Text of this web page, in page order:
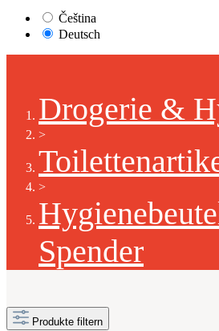
Čeština
Deutsch
Drogerie &
>
>
Spender
Produkte filtern